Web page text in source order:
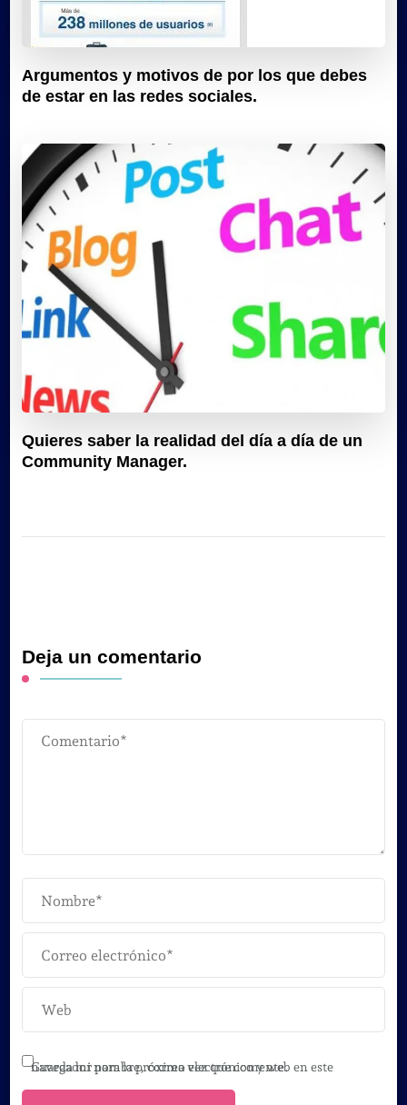
Argumentos y motivos de por los que debes
de estar en las redes sociales.
Quieres saber la realidad del día a día de un
Community Manager.
Deja un comentario
Guarda mi nombre, correo electrónico y web en este navegador para la próxima vez que comente.